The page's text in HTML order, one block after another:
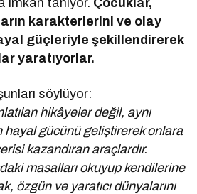
karakterlerini ve olay
güçleriyle şekillendirerek
yaratıyorlar.
söylüyor:
hikâyeler değil, aynı
hayal gücünü geliştirerek onlara
kazandıran araçlardır.
masalları okuyup kendilerine
özgün ve yaratıcı dünyalarını